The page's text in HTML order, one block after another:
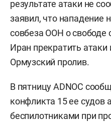
результате атаки не
заявил, что
совбеза ООН о свободе
Иран прекратить
Ормузский пролив.
В пятницу ADNOC
конфликта 15 ее судов
беспилотниками при